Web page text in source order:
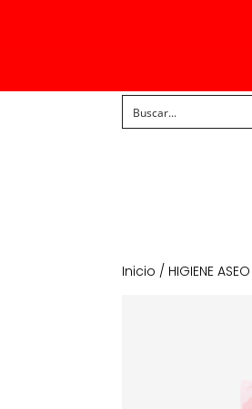
Inicio / HIGIENE ASEO